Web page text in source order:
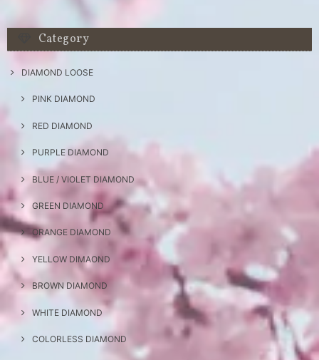
Category
DIAMOND LOOSE
PINK DIAMOND
RED DIAMOND
PURPLE DIAMOND
BLUE / VIOLET DIAMOND
GREEN DIAMOND
ORANGE DIAMOND
YELLOW DIMAOND
BROWN DIAMOND
WHITE DIAMOND
COLORLESS DIAMOND